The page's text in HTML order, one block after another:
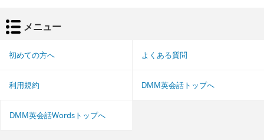
メニュー
初めての方へ よくある質問
利用規約 DMM英会話トップへ
DMM英会話Wordsトップへ